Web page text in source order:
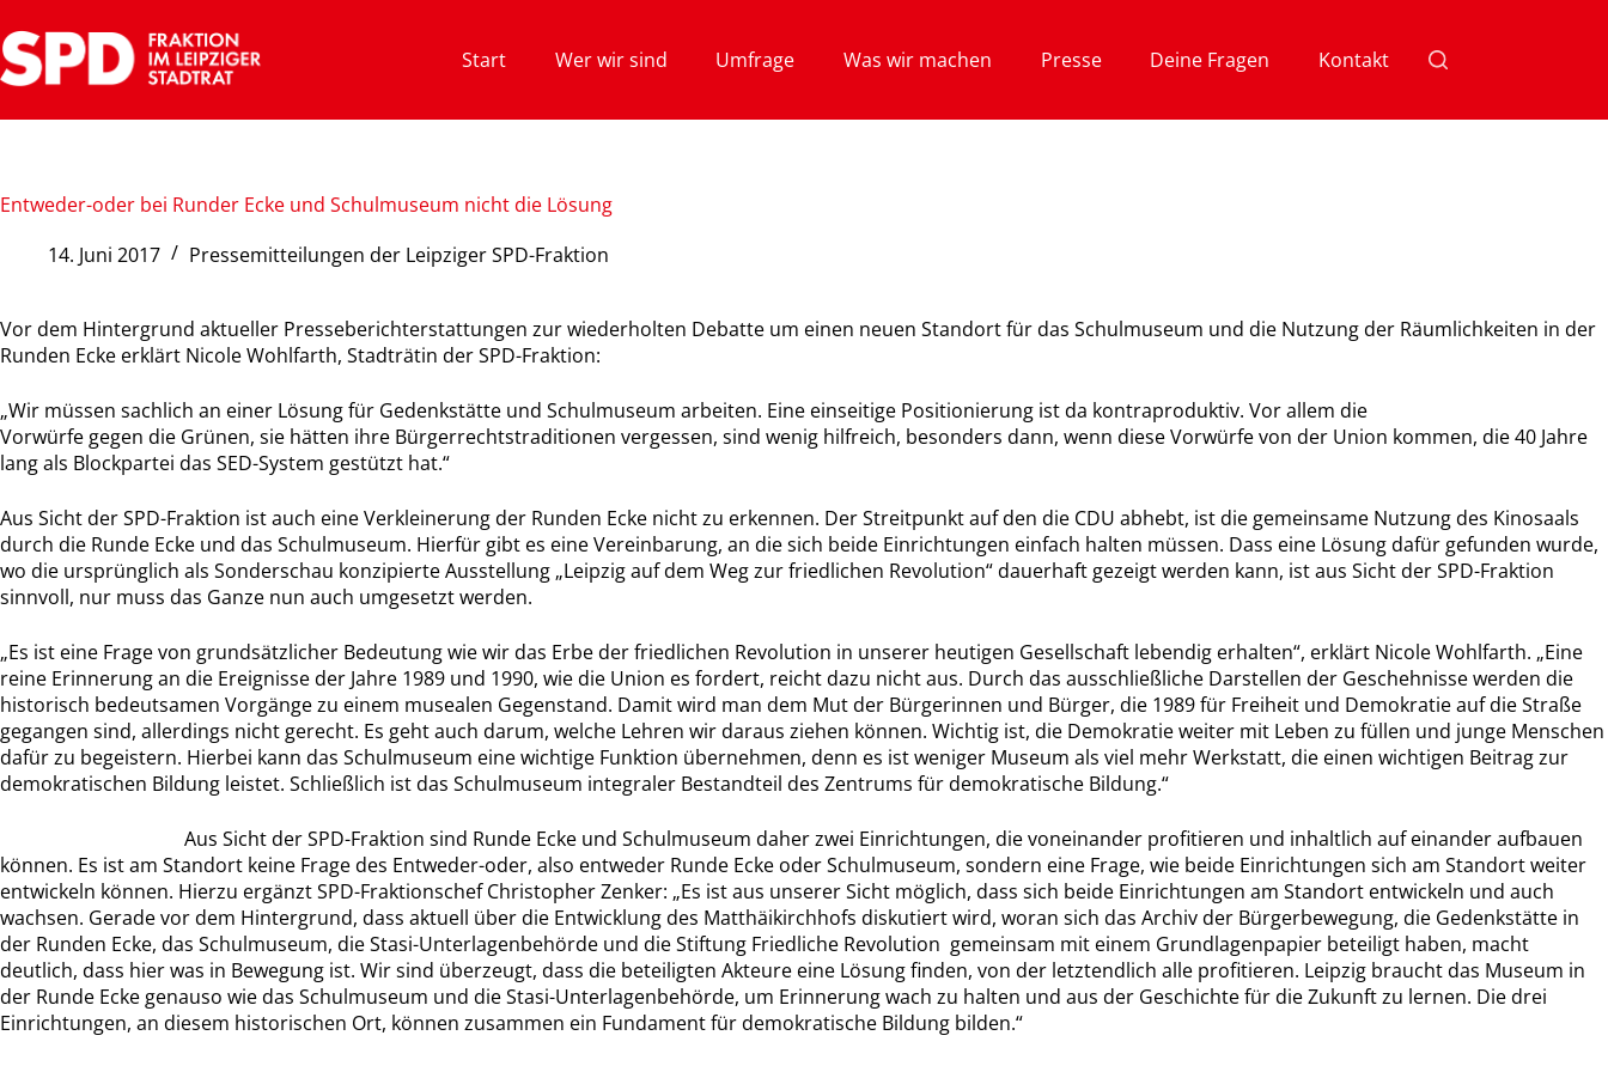
Inhalt
springen
Start Wer wir sind Umfrage Was wir machen Presse Deine Fragen Kontakt
Entweder-oder bei Runder Ecke und Schulmuseum nicht die Lösung
14. Juni 2017
Pressemitteilungen der Leipziger SPD-Fraktion
Vor dem Hintergrund aktueller Presseberichterstattungen zur wiederholten Debatte um einen neuen Standort für das Schulmuseum und die Nutzung der Räumlichkeiten in der
Runden Ecke erklärt Nicole Wohlfarth, Stadträtin der SPD-Fraktion:
„Wir müssen sachlich an einer Lösung für Gedenkstätte und Schulmuseum arbeiten. Eine einseitige Positionierung ist da kontraproduktiv. Vor allem die
Vorwürfe gegen die Grünen, sie hätten ihre Bürgerrechtstraditionen vergessen, sind wenig hilfreich, besonders dann, wenn diese Vorwürfe von der Union kommen, die 40 Jahre
lang als Blockpartei das SED-System gestützt hat.“
Aus Sicht der SPD-Fraktion ist auch eine Verkleinerung der Runden Ecke nicht zu erkennen. Der Streitpunkt auf den die CDU abhebt, ist die gemeinsame Nutzung des Kinosaals
durch die Runde Ecke und das Schulmuseum. Hierfür gibt es eine Vereinbarung, an die sich beide Einrichtungen einfach halten müssen. Dass eine Lösung dafür gefunden wurde,
wo die ursprünglich als Sonderschau konzipierte Ausstellung „Leipzig auf dem Weg zur friedlichen Revolution“ dauerhaft gezeigt werden kann, ist aus Sicht der SPD-Fraktion
sinnvoll, nur muss das Ganze nun auch umgesetzt werden.
„Es ist eine Frage von grundsätzlicher Bedeutung wie wir das Erbe der friedlichen Revolution in unserer heutigen Gesellschaft lebendig erhalten“, erklärt Nicole Wohlfarth. „Eine
reine Erinnerung an die Ereignisse der Jahre 1989 und 1990, wie die Union es fordert, reicht dazu nicht aus. Durch das ausschließliche Darstellen der Geschehnisse werden die
historisch bedeutsamen Vorgänge zu einem musealen Gegenstand. Damit wird man dem Mut der Bürgerinnen und Bürger, die 1989 für Freiheit und Demokratie auf die Straße
gegangen sind, allerdings nicht gerecht. Es geht auch darum, welche Lehren wir daraus ziehen können. Wichtig ist, die Demokratie weiter mit Leben zu füllen und junge Menschen
dafür zu begeistern. Hierbei kann das Schulmuseum eine wichtige Funktion übernehmen, denn es ist weniger Museum als viel mehr Werkstatt, die einen wichtigen Beitrag zur
demokratischen Bildung leistet. Schließlich ist das Schulmuseum integraler Bestandteil des Zentrums für demokratische Bildung.“
Aus Sicht der SPD-Fraktion sind Runde Ecke und Schulmuseum daher zwei Einrichtungen, die voneinander profitieren und inhaltlich auf einander aufbauen
können. Es ist am Standort keine Frage des Entweder-oder, also entweder Runde Ecke oder Schulmuseum, sondern eine Frage, wie beide Einrichtungen sich am Standort weiter
entwickeln können. Hierzu ergänzt SPD-Fraktionschef Christopher Zenker: „Es ist aus unserer Sicht möglich, dass sich beide Einrichtungen am Standort entwickeln und auch
wachsen. Gerade vor dem Hintergrund, dass aktuell über die Entwicklung des Matthäikirchhofs diskutiert wird, woran sich das Archiv der Bürgerbewegung, die Gedenkstätte in
der Runden Ecke, das Schulmuseum, die Stasi-Unterlagenbehörde und die Stiftung Friedliche Revolution gemeinsam mit einem Grundlagenpapier beteiligt haben, macht
deutlich, dass hier was in Bewegung ist. Wir sind überzeugt, dass die beteiligten Akteure eine Lösung finden, von der letztendlich alle profitieren. Leipzig braucht das Museum in
der Runde Ecke genauso wie das Schulmuseum und die Stasi-Unterlagenbehörde, um Erinnerung wach zu halten und aus der Geschichte für die Zukunft zu lernen. Die drei
Einrichtungen, an diesem historischen Ort, können zusammen ein Fundament für demokratische Bildung bilden.“